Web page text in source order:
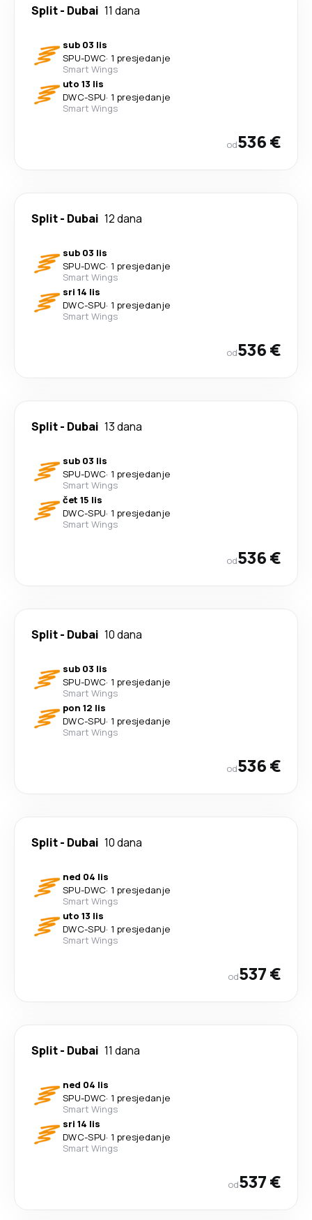
Split- Dubai 11 dana
sub 03 lis
SPU-DWC· 1 presjedanje
Smart Wings
uto 13 lis
DWC-SPU· 1 presjedanje
Smart Wings
od536 €
Split- Dubai 12 dana
sub 03 lis
SPU-DWC· 1 presjedanje
Smart Wings
sri 14 lis
DWC-SPU· 1 presjedanje
Smart Wings
od536 €
Split- Dubai 13 dana
sub 03 lis
SPU-DWC· 1 presjedanje
Smart Wings
čet 15 lis
DWC-SPU· 1 presjedanje
Smart Wings
od536 €
Split- Dubai 10 dana
sub 03 lis
SPU-DWC· 1 presjedanje
Smart Wings
pon 12 lis
DWC-SPU· 1 presjedanje
Smart Wings
od536 €
Split- Dubai 10 dana
ned 04 lis
SPU-DWC· 1 presjedanje
Smart Wings
uto 13 lis
DWC-SPU· 1 presjedanje
Smart Wings
od537 €
Split- Dubai 11 dana
ned 04 lis
SPU-DWC· 1 presjedanje
Smart Wings
sri 14 lis
DWC-SPU· 1 presjedanje
Smart Wings
od537 €